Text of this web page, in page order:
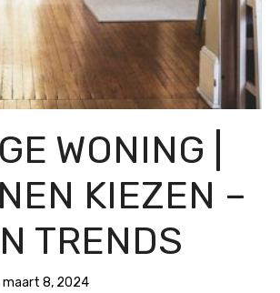
WONING |
KIEZEN –
TRENDS
maart 8, 2024